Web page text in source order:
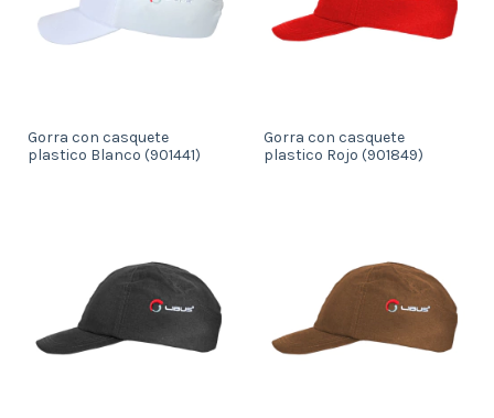
Gorra con casquete
plastico Blanco (901441)
Gorra con casquete
plastico Rojo (901849)